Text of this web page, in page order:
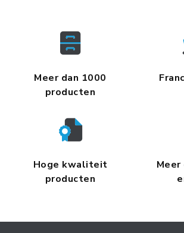
Meer dan 1000
producten
Hoge kwaliteit
producten
Meer